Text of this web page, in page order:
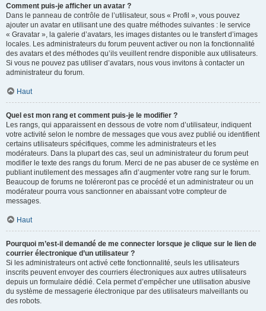
Comment puis-je afficher un avatar ?
Dans le panneau de contrôle de l’utilisateur, sous « Profil », vous pouvez
ajouter un avatar en utilisant une des quatre méthodes suivantes : le service
« Gravatar », la galerie d’avatars, les images distantes ou le transfert d’images
locales. Les administrateurs du forum peuvent activer ou non la fonctionnalité
des avatars et des méthodes qu’ils veuillent rendre disponible aux utilisateurs.
Si vous ne pouvez pas utiliser d’avatars, nous vous invitons à contacter un
administrateur du forum.
Haut
Quel est mon rang et comment puis-je le modifier ?
Les rangs, qui apparaissent en dessous de votre nom d’utilisateur, indiquent
votre activité selon le nombre de messages que vous avez publié ou identifient
certains utilisateurs spécifiques, comme les administrateurs et les
modérateurs. Dans la plupart des cas, seul un administrateur du forum peut
modifier le texte des rangs du forum. Merci de ne pas abuser de ce système en
publiant inutilement des messages afin d’augmenter votre rang sur le forum.
Beaucoup de forums ne toléreront pas ce procédé et un administrateur ou un
modérateur pourra vous sanctionner en abaissant votre compteur de
messages.
Haut
Pourquoi m’est-il demandé de me connecter lorsque je clique sur le lien de
courrier électronique d’un utilisateur ?
Si les administrateurs ont activé cette fonctionnalité, seuls les utilisateurs
inscrits peuvent envoyer des courriers électroniques aux autres utilisateurs
depuis un formulaire dédié. Cela permet d’empêcher une utilisation abusive
du système de messagerie électronique par des utilisateurs malveillants ou
des robots.